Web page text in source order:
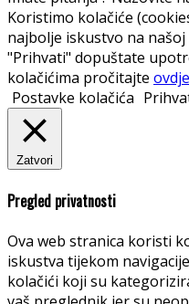
Koristimo kolačiće
najbolje iskustvo na
"Prihvati" dopuštate
kolačićima pročitajte ovdje
Postavke kolačića
Zatvori
Pregled privatnosti
Ova web stranica koristi
iskustva tijekom
kolačići koji su